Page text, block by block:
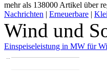
mehr als 138000 Artikel über
Nachrichten | Erneuerbare |
Wind und
Einspeiseleistung in MW für
…